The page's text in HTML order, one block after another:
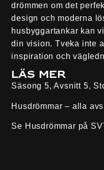
drömmen om det
design och moderna
husbyggartankar kan
din vision. Tveka inte
inspiration och
Läs mer
Säsong 5, Avsnitt 5,
Husdrömmar – alla
Se Husdrömmar på